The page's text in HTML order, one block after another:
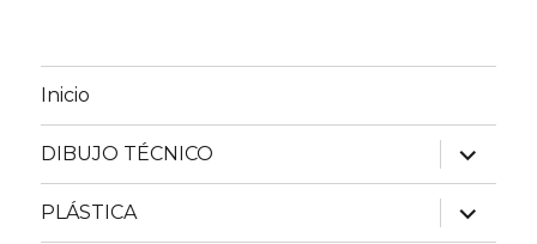
Inicio
DIBUJO TÉCNICO
expande
el
menú
inferior
PLÁSTICA
expande
el